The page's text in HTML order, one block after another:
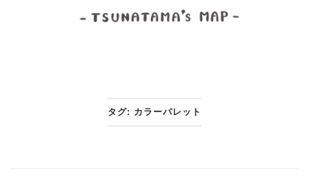
タグ: カラーパレット